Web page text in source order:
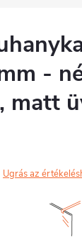
-
matt
Ugrás az